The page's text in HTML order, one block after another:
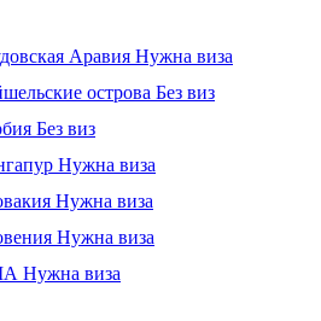
Аравия Нужна виза
острова Без виз
Без виз
Нужна виза
Нужна виза
Нужна виза
Нужна виза